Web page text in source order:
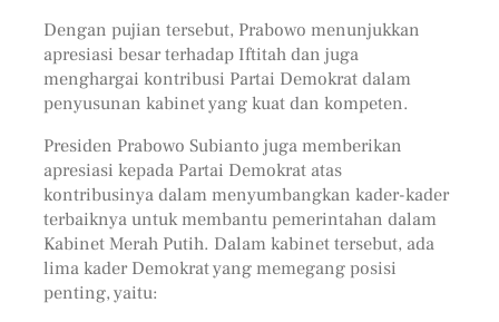
Dengan pujian tersebut, Prabowo menunjukkan
apresiasi besar terhadap Iftitah dan juga
menghargai kontribusi Partai Demokrat dalam
penyusunan kabinet yang kuat dan kompeten.
Presiden Prabowo Subianto juga memberikan
apresiasi kepada Partai Demokrat atas
kontribusinya dalam menyumbangkan kader-kader
terbaiknya untuk membantu pemerintahan dalam
Kabinet Merah Putih. Dalam kabinet tersebut, ada
lima kader Demokrat yang memegang posisi
penting, yaitu: